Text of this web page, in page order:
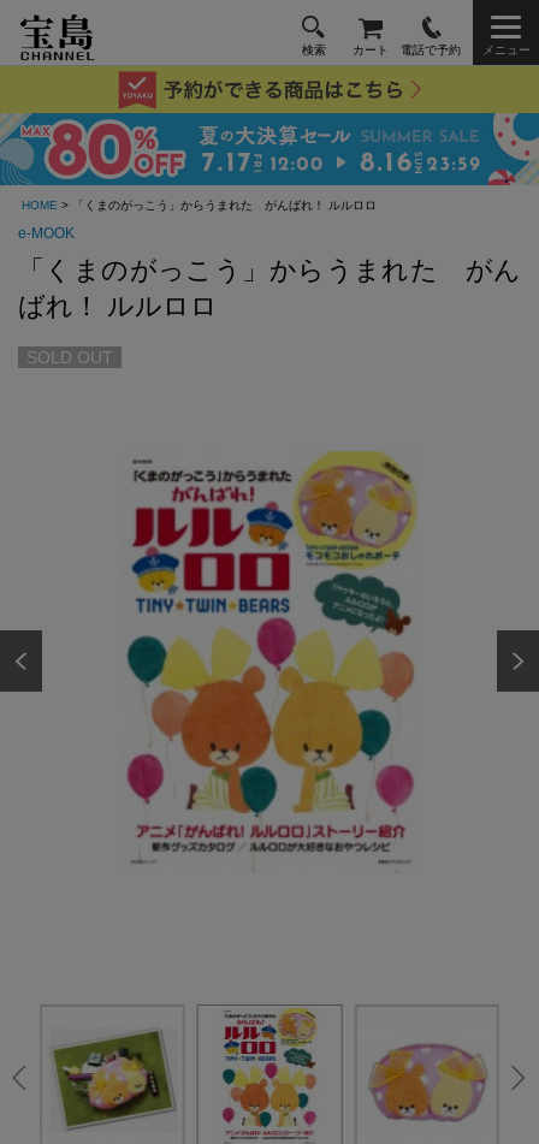
検索 カート 電話で予約 メニュー
HOME > 「くまのがっこう」からうまれた がんばれ！ ルルロロ
e-MOOK
「くまのがっこう」からうまれた がん
ばれ！ ルルロロ
SOLD OUT